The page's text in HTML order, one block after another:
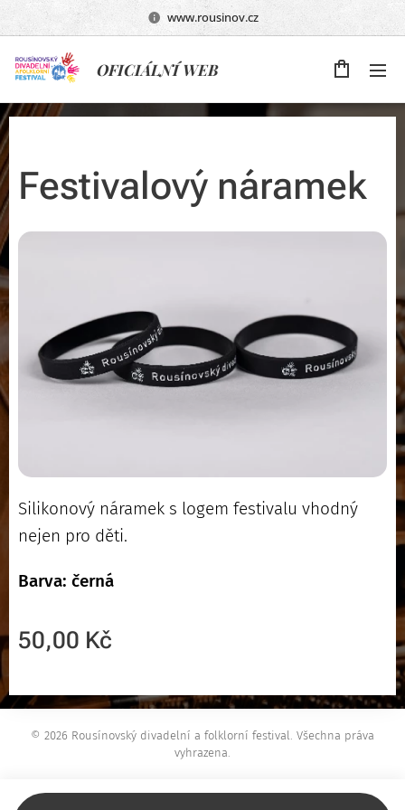
www.rousinov.cz
OFICIÁLNÍ WEB
Festivalový náramek
Silikonový náramek s logem festivalu vhodný
nejen pro děti.
Barva: černá
50,00 Kč
© 2026 Rousínovský divadelní a folklorní festival. Všechna práva
vyhrazena.